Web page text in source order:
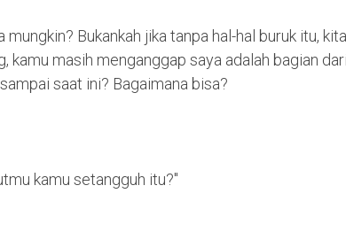
mungkin? Bukankah jika tanpa hal-hal buruk itu,
kamu masih menganggap saya adalah bagian
saat ini? Bagaimana bisa?
kamu setangguh itu?"